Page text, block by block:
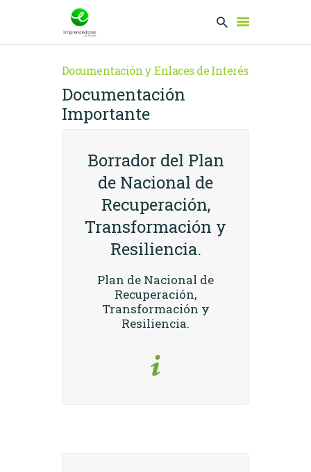
EMPRENDEDORES
PRESENTA TU
SERVICIOS
CLUB
EMPRENDEDORES
NETWORKING
Documentación y Enlaces de Interés
Documentación
Importante
Borrador del Plan
de Nacional de
Recuperación,
Transformación y
Resiliencia.
Plan de Nacional de
Recuperación,
Transformación y
Resiliencia.